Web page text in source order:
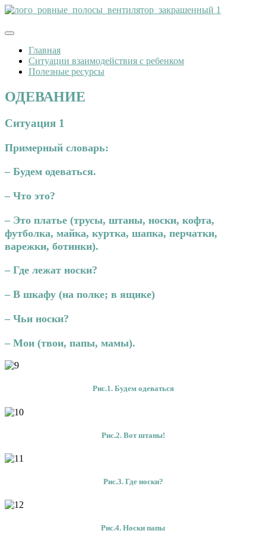
Главная
Ситуации взаимодействия с ребенком
Полезные ресурсы
ОДЕВАНИЕ
Ситуация 1
Примерный словарь:
– Будем одеваться.
– Что это?
– Это платье (трусы, штаны, носки, кофта,
футболка, майка, куртка, шапка, перчатки,
варежки, ботинки).
– Где лежат носки?
– В шкафу (на полке; в ящике)
– Чьи носки?
– Мои (твои, папы, мамы).
Рис.1.Будем одеваться
Рис.2.Вот штаны!
Рис.3. Где носки?
Рис.4. Носки папы